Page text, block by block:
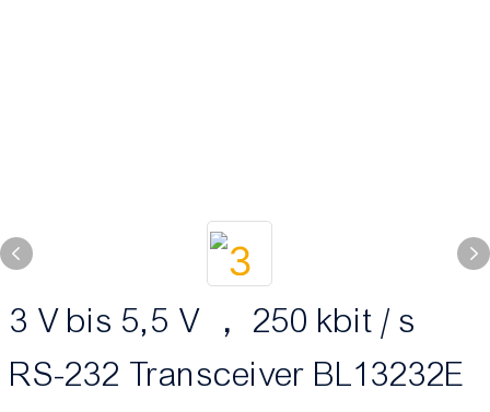
3 V bis 5,5 V ， 250 kbit / s
RS-232 Transceiver BL13232E